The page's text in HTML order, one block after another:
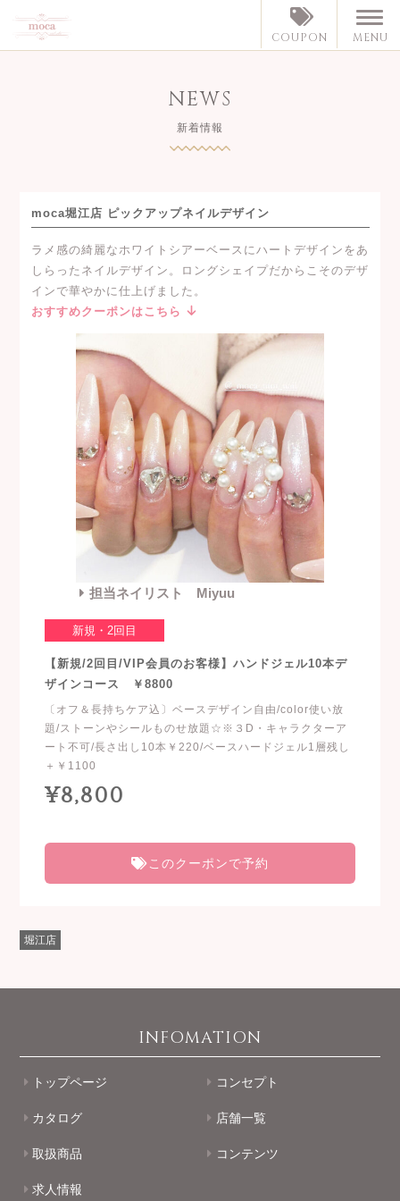
COUPON MENU
NEWS
新着情報
moca堀江店 ピックアップネイルデザイン
ラメ感の綺麗なホワイトシアーベースにハートデザインをあ
しらったネイルデザイン。ロングシェイプだからこそのデザ
インで華やかに仕上げました。
おすすめクーポンはこちら
担当ネイリスト Miyuu
新規・2回目
【新規/2回目/VIP会員のお客様】ハンドジェル10本デ
ザインコース ￥8800
〔オフ＆長持ちケア込〕ベースデザイン自由/color使い放
題/ストーンやシールものせ放題☆※３D・キャラクターア
ート不可/長さ出し10本￥220/ベースハードジェル1層残し
＋￥1100
¥8,800
このクーポンで予約
堀江店
INFOMATION
トップページ コンセプト
カタログ 店舗一覧
取扱商品 コンテンツ
求人情報